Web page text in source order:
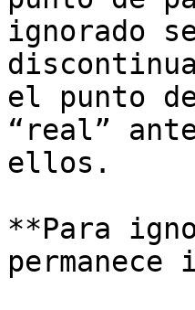
ignorado
el punto
“real”
ellos.
**Para